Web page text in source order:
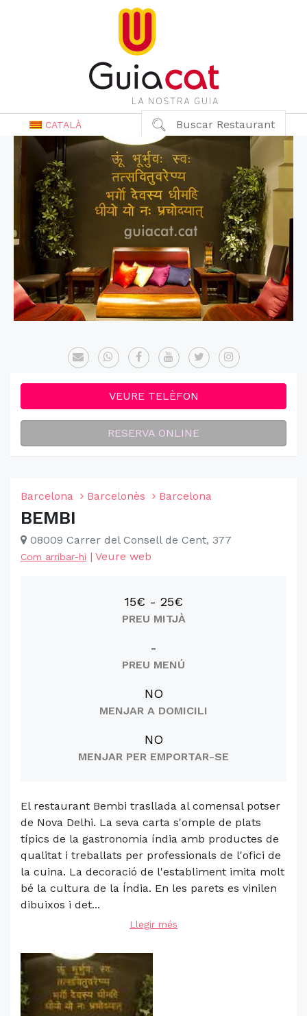
CATALÀ Buscar Restaurant
VEURE TELÈFON
RESERVA ONLINE
Barcelona Barcelonès Barcelona
BEMBI
08009 Carrer del Consell de Cent, 377
Com arribar-hi | Veure web
15€ - 25€
PREU MITJÀ
-
PREU MENÚ
NO
MENJAR A DOMICILI
NO
MENJAR PER EMPORTAR-SE
El restaurant Bembi trasllada al comensal potser
de Nova Delhi. La seva carta s'omple de plats
típics de la gastronomia índia amb productes de
qualitat i treballats per professionals de l'ofici de
la cuina. La decoració de l'establiment imita molt
bé la cultura de la Índia. En les parets es vinilen
dibuixos i det...
Llegir més